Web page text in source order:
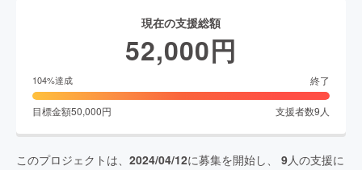
現在の支援総額
52,000円
104%達成 終了
目標金額50,000円 支援者数9 人
このプロジェクトは、 2024/04/12に募集を開始し、 9人の支援に